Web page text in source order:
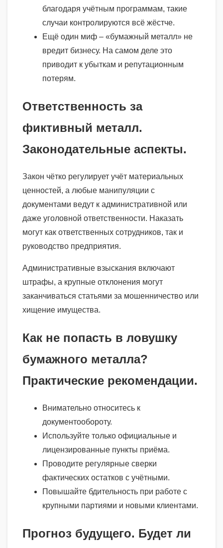
благодаря учётным программам, такие
случаи контролируются всё жёстче.
Ещё один миф – «бумажный металл» не
вредит бизнесу. На самом деле это
приводит к убыткам и репутационным
потерям.
Ответственность за
фиктивный металл.
Законодательные аспекты.
Закон чётко регулирует учёт материальных
ценностей, а любые манипуляции с
документами ведут к административной или
даже уголовной ответственности. Наказать
могут как ответственных сотрудников, так и
руководство предприятия.
Административные взыскания включают
штрафы, а крупные отклонения могут
заканчиваться статьями за мошенничество или
хищение имущества.
Как не попасть в ловушку
бумажного металла?
Практические рекомендации.
Внимательно относитесь к
документообороту.
Используйте только официальные и
лицензированные пункты приёма.
Проводите регулярные сверки
фактических остатков с учётными.
Повышайте бдительность при работе с
крупными партиями и новыми клиентами.
Прогноз будущего. Будет ли